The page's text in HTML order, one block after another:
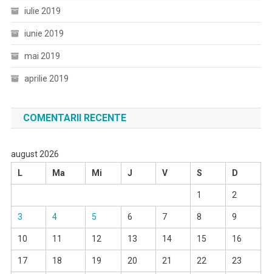
iulie 2019
iunie 2019
mai 2019
aprilie 2019
COMENTARII RECENTE
august 2026
L
Ma Mi J V S D
1 2
3 4 5 6 7 8 9
10 11 12 13 14 15 16
17 18 19 20 21 22 23